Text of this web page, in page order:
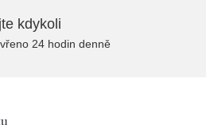
kdykoli
24 hodin denně